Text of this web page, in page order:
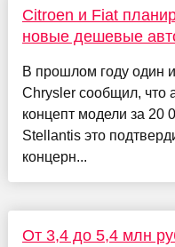
Citroen и Fiat
новые дешевые
В прошлом году один
Chrysler сообщил, что
концепт модели за 20
Stellantis это
концерн...
От 3,4 до 5,4 млн